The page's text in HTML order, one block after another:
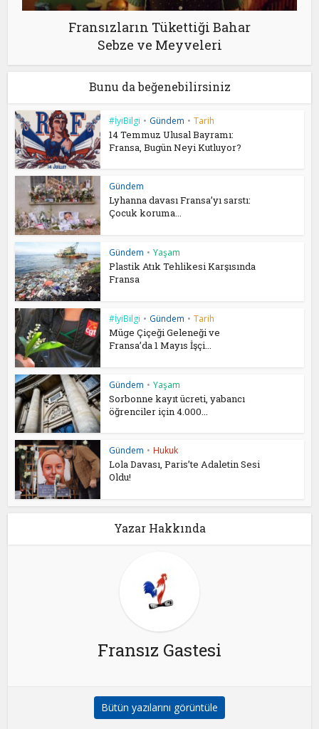
Fransızların Tükettiği Bahar
Sebze ve Meyveleri
Bunu da beğenebilirsiniz
#İyiBilgi • Gündem • Tarih
14 Temmuz Ulusal Bayramı:
Fransa, Bugün Neyi Kutluyor?
Gündem
Lyhanna davası Fransa’yı sarstı:
Çocuk koruma...
Gündem • Yaşam
Plastik Atık Tehlikesi Karşısında
Fransa
#İyiBilgi • Gündem • Tarih
Müge Çiçeği Geleneği ve
Fransa’da 1 Mayıs İşçi...
Gündem • Yaşam
Sorbonne kayıt ücreti, yabancı
öğrenciler için 4.000...
Gündem • Hukuk
Lola Davası, Paris’te Adaletin Sesi
Oldu!
Yazar Hakkında
Fransız Gastesi
Bütün yazılarını görüntüle